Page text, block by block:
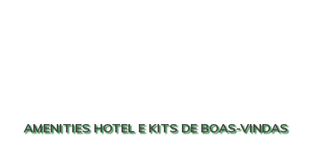
AMENITIES HOTEL E KITS DE BOAS-VINDAS